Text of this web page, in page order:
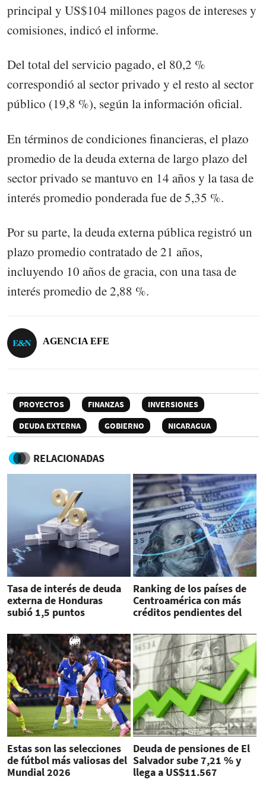
principal y US$104 millones pagos de intereses y
comisiones, indicó el informe.
Del total del servicio pagado, el 80,2 %
correspondió al sector privado y el resto al sector
público (19,8 %), según la información oficial.
En términos de condiciones financieras, el plazo
promedio de la deuda externa de largo plazo del
sector privado se mantuvo en 14 años y la tasa de
interés promedio ponderada fue de 5,35 %.
Por su parte, la deuda externa pública registró un
plazo promedio contratado de 21 años,
incluyendo 10 años de gracia, con una tasa de
interés promedio de 2,88 %.
AGENCIA EFE
PROYECTOS FINANZAS
INVERSIONES
DEUDA EXTERNA
GOBIERNO NICARAGUA
RELACIONADAS
Tasa de interés de deuda
externa de Honduras
subió 1,5 puntos
Ranking de los países de
Centroamérica con más
créditos pendientes del
Estas son las selecciones
de fútbol más valiosas del
Mundial 2026
Deuda de pensiones de El
Salvador sube 7,21 % y
llega a US$11.567